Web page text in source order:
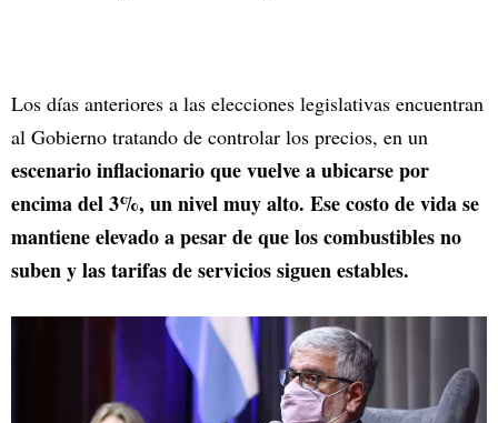
Los días anteriores a las elecciones legislativas encuentran
al Gobierno tratando de controlar los precios, en un
escenario inflacionario que vuelve a ubicarse por
encima del 3%, un nivel muy alto. Ese costo de vida se
mantiene elevado a pesar de que los combustibles no
suben y las tarifas de servicios siguen estables.